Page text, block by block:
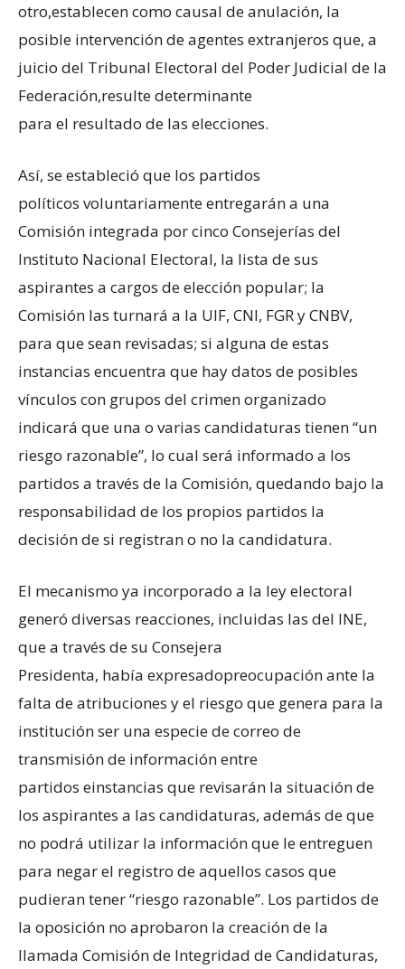
otro,establecen como causal de anulación, la
posible intervención de agentes extranjeros que, a
juicio del Tribunal Electoral del Poder Judicial de la
Federación,resulte determinante
para el resultado de las elecciones.
Así, se estableció que los partidos
políticos voluntariamente entregarán a una
Comisión integrada por cinco Consejerías del
Instituto Nacional Electoral, la lista de sus
aspirantes a cargos de elección popular; la
Comisión las turnará a la UIF, CNI, FGR y CNBV,
para que sean revisadas; si alguna de estas
instancias encuentra que hay datos de posibles
vínculos con grupos del crimen organizado
indicará que una o varias candidaturas tienen “un
riesgo razonable”, lo cual será informado a los
partidos a través de la Comisión, quedando bajo la
responsabilidad de los propios partidos la
decisión de si registran o no la candidatura.
El mecanismo ya incorporado a la ley electoral
generó diversas reacciones, incluidas las del INE,
que a través de su Consejera
Presidenta, había expresadopreocupación ante la
falta de atribuciones y el riesgo que genera para la
institución ser una especie de correo de
transmisión de información entre
partidos einstancias que revisarán la situación de
los aspirantes a las candidaturas, además de que
no podrá utilizar la información que le entreguen
para negar el registro de aquellos casos que
pudieran tener “riesgo razonable”. Los partidos de
la oposición no aprobaron la creación de la
llamada Comisión de Integridad de Candidaturas,